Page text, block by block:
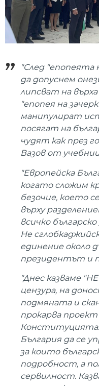
"След "епопеята
да допуснем
липсват на
"епопея на
манипулират
посягат на
чудят как през
Вазов от
"Европейска
когато сложим
безочие, което
върху
всичко
Не
единение около
президентът и
"Днес казваме
цензура, на
подмяната и
прокарва
България да се
за които
подробност, а
сервилност.